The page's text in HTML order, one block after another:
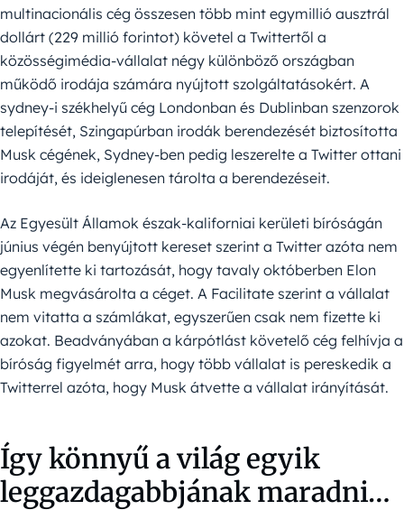
multinacionális cég összesen több mint egymillió ausztrál
dollárt (229 millió forintot) követel a Twittertől a
közösségimédia-vállalat négy különböző országban
működő irodája számára nyújtott szolgáltatásokért. A
sydney-i székhelyű cég Londonban és Dublinban szenzorok
telepítését, Szingapúrban irodák berendezését biztosította
Musk cégének, Sydney-ben pedig leszerelte a Twitter ottani
irodáját, és ideiglenesen tárolta a berendezéseit.
Az Egyesült Államok észak-kaliforniai kerületi bíróságán
június végén benyújtott kereset szerint a Twitter azóta nem
egyenlítette ki tartozását, hogy tavaly októberben Elon
Musk megvásárolta a céget. A Facilitate szerint a vállalat
nem vitatta a számlákat, egyszerűen csak nem fizette ki
azokat. Beadványában a kárpótlást követelő cég felhívja a
bíróság figyelmét arra, hogy több vállalat is pereskedik a
Twitterrel azóta, hogy Musk átvette a vállalat irányítását.
Így könnyű a világ egyik
leggazdagabbjának maradni…